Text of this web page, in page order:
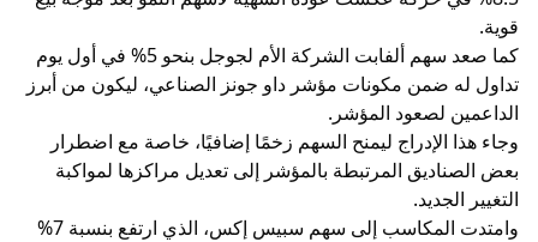
قوية.
كما صعد سهم ألفابت الشركة الأم لجوجل بنحو 5% في أول يوم
تداول له ضمن مكونات مؤشر داو جونز الصناعي، ليكون من أبرز
الداعمين لصعود المؤشر.
وجاء هذا الإدراج ليمنح السهم زخمًا إضافيًا، خاصة مع اضطرار
بعض الصناديق المرتبطة بالمؤشر إلى تعديل مراكزها لمواكبة
التغيير الجديد.
وامتدت المكاسب إلى سهم سبيس إكس، الذي ارتفع بنسبة 7%